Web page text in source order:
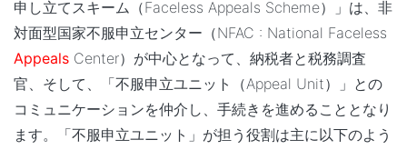
申し立てスキーム（Faceless Appeals Scheme）」は、非
対面型国家不服申立センター（NFAC : National Faceless
Appeals Center）が中心となって、納税者と税務調査
官、そして、「不服申立ユニット（Appeal Unit）」との
コミュニケーションを仲介し、手続きを進めることとなり
ます。「不服申立ユニット」が担う役割は主に以下のよう